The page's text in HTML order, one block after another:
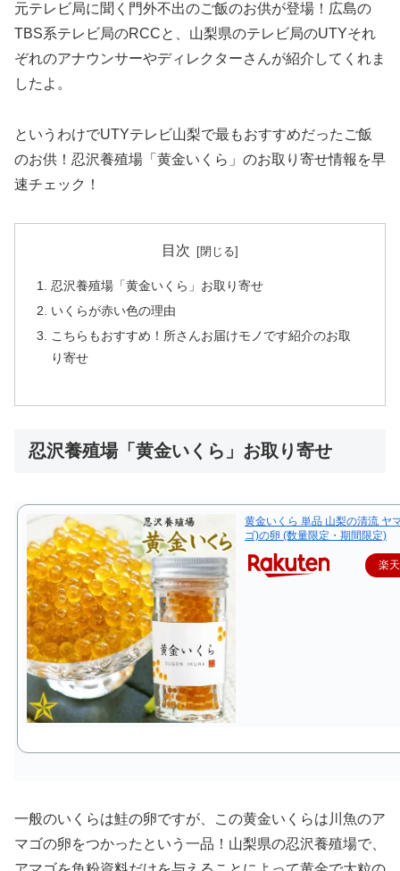
元テレビ局に聞く門外不出のご飯のお供が登場！広島の
TBS系テレビ局のRCCと、山梨県のテレビ局のUTYそれ
ぞれのアナウンサーやディレクターさんが紹介してくれま
したよ。
というわけでUTYテレビ山梨で最もおすすめだったご飯
のお供！忍沢養殖場「黄金いくら」のお取り寄せ情報を早
速チェック！
目次
忍沢養殖場「黄金いくら」お取り寄せ
いくらが赤い色の理由
こちらもおすすめ！所さんお届けモノです紹介のお取
り寄せ
忍沢養殖場「黄金いくら」お取り寄せ
黄金いくら 単品 山梨の清流 ヤ
ゴ)の卵 (数量限定・期間限定)
楽
一般のいくらは鮭の卵ですが、この黄金いくらは川魚のア
マゴの卵をつかったという一品！山梨県の忍沢養殖場で、